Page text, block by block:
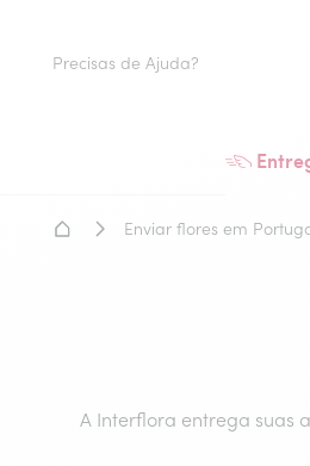
Precisas de Ajuda?
Home - Entrega
Enviar flores em
A Interflora entrega suas